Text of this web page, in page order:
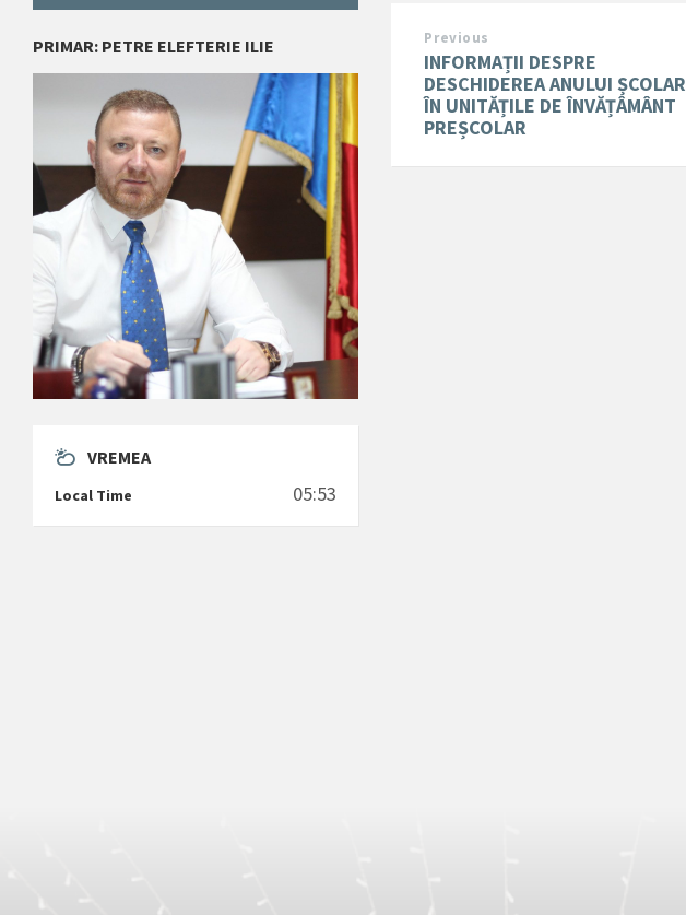
Previous
INFORMAȚII DESPRE
DESCHIDEREA ANULUI ȘCOLAR
ÎN UNITĂȚILE DE ÎNVĂȚÂMÂNT
PREȘCOLAR
PRIMAR: PETRE ELEFTERIE ILIE
VREMEA
Local Time 05:53